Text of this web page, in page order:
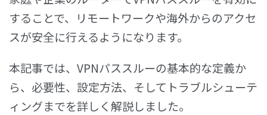
することで、リモートワークや海外からのアクセ
スが安全に行えるようになります。
本記事では、VPNパススルーの基本的な定義か
ら、必要性、設定方法、そしてトラブルシューテ
ィングまでを詳しく解説しました。